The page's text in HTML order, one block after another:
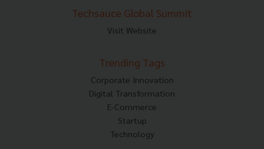
Techsauce Global Summit
Visit Website
Trending Tags
Corporate Innovation
Digital Transformation
E-Commerce
Startup
Technology